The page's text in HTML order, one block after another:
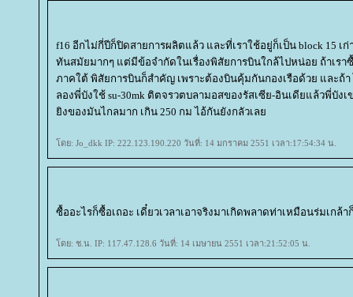
f16 อีกไม่กี่ปีก็ปิดสายการผลิตแล้ว และที่เราใช้อยู่ก็เป็น block 15 เก่
ทันสมัยมากๆ แต่มีข้อจำกัดในเรื่องพิสัยการบินใกล้ไปหน่อย ถ้าเร
ภาคใต้ พิสัยการบินก็สำคัญ เพราะต้องบินคุ้มกันกองเรือด้วย และถ้า
ลองพี่บังใช้ su-30mk ติตจรวตบลามอสของรัสเซีย-อินเดียแล้วพี่บังเ
ิงของมันไกลมาก เกิน 250 กม ไอ้กันยังกลัวเล
ดย: Jo_dkk IP: 222.123.190.220 วันที่: 14 มกราคม 2551 เวลา:17:54:34 น.
ซื้ออะไรก็ซื้อเถอะ เดี๋ยวเวลาเอาจริงมาเกิดพลาดท่าเหมือนร่มเกล้
ดย: ช.น. IP: 117.47.128.6 วันที่: 14 เมษายน 2551 เวลา:21:52:05 น.